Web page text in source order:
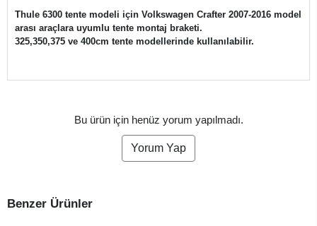
Thule 6300 tente modeli için Volkswagen Crafter 2007-2016 model
arası araçlara uyumlu tente montaj braketi.
325,350,375 ve 400cm tente modellerinde kullanılabilir.
Bu ürün için henüz yorum yapılmadı.
Yorum Yap
Benzer Ürünler